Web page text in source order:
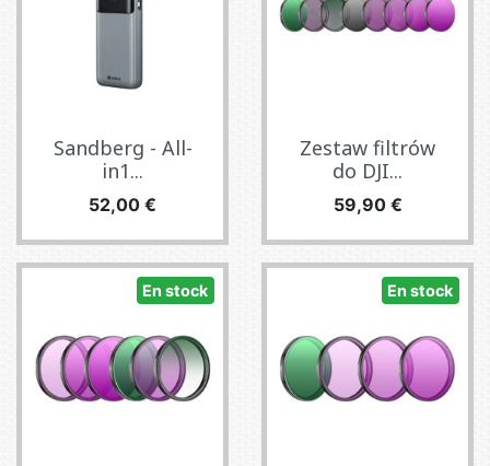
Sandberg - All-
in1...
Precio
52,00 €
Zestaw filtrów
do DJI...
Precio
59,90 €
En stock En stock